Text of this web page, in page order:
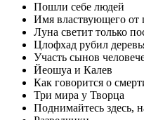
Пошли себе людей
Имя властвующего от
Луна светит только
Цлофхад рубил
Участь сынов
Йеошуа и Калев
Как говорится о
Три мира у Творца
Поднимайтесь здесь,